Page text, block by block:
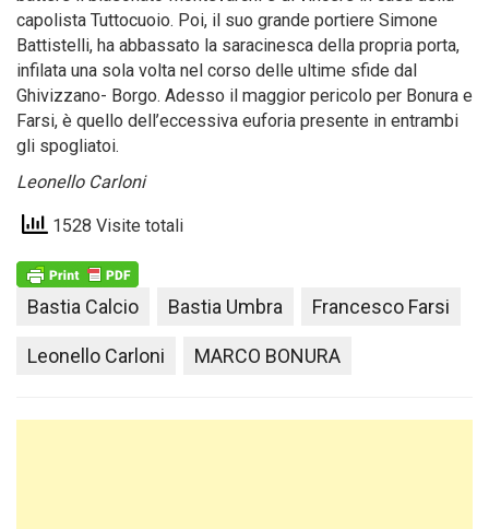
capolista Tuttocuoio. Poi, il suo grande portiere Simone
Battistelli, ha abbassato la saracinesca della propria porta,
infilata una sola volta nel corso delle ultime sfide dal
Ghivizzano- Borgo. Adesso il maggior pericolo per Bonura e
Farsi, è quello dell’eccessiva euforia presente in entrambi
gli spogliatoi.
Leonello Carloni
1528 Visite totali
Bastia Calcio Bastia Umbra Francesco Farsi
Leonello Carloni MARCO BONURA